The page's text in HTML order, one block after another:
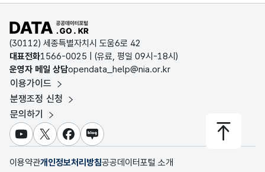
큰통치킨 1
쿡(cook)113
D-데이터허브
인천데이터포털
울산광역시 데이터포털
전남광주통합특별시 빅데이터 플랫폼
대전광역시 데이터포털
세종특별자치시 데이터포털
충청북도 데이터허브
국토교통부 공간정보오픈플랫폼
환경부 환경데이터포털
문화데이터광장
농림축산식품 공공데이터포털
보건의료빅데이터개방시스템
식품의약품안전처 데이터포털
교육통계서비스
공공데이터포털 바로가기
(30112) 세종특별자치시 도움6로 42
대표전화1566-0025 | (유료, 평일 09시-18시)
운영자 메일 상담opendata_help@nia.or.kr
이용가이드
분쟁조정 신청
문의하기
유튜브X 페이스북
블로그
이용약관개인정보처리방침공공데이터포털 소개